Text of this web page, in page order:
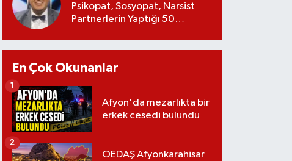
Psikopat, Sosyopat, Narsist
Partnerlerin Yaptığı 50
En Çok Okunanlar
Afyon'da mezarlıkta bir
erkek cesedi bulundu
1
OEDAŞ Afyonkarahisar
2